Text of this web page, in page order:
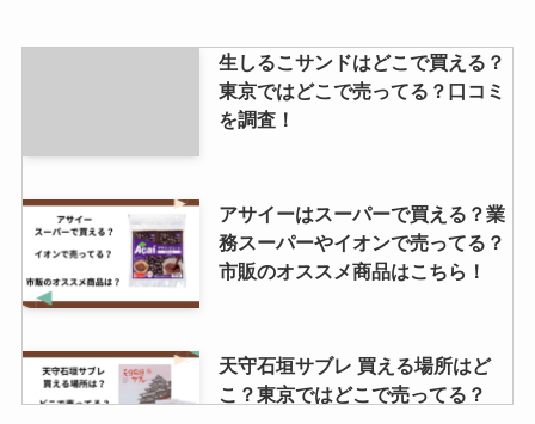
生しるこサンドはどこで買える？
東京ではどこで売ってる？口コミ
を調査！
アサイーはスーパーで買える？業
務スーパーやイオンで売ってる？
市販のオススメ商品はこちら！
天守石垣サブレ 買える場所はど
こ？東京ではどこで売ってる？